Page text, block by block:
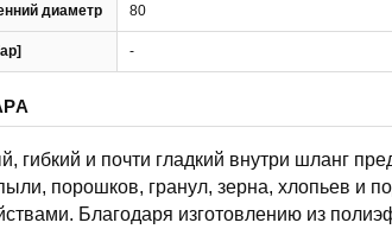
диаметр 80
-
гибкий и почти гладкий внутри шланг
порошков, гранул, зерна, хлопьев и
Благодаря изготовлению из